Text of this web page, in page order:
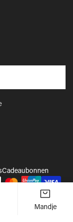
Cadeaubonnen
Mandje